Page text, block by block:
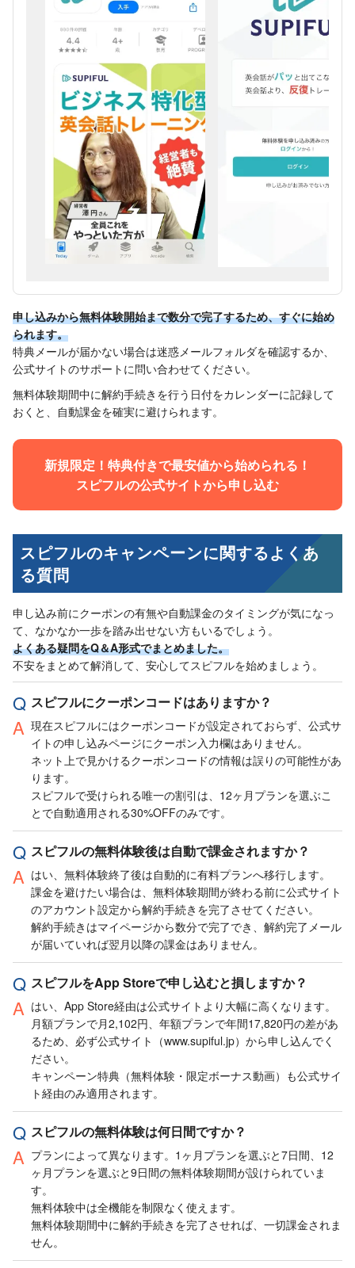
申し込みから無料体験開始まで数分で完了するため、すぐに始め
られます。
特典メールが届かない場合は迷惑メールフォルダを確認するか、
公式サイトのサポートに問い合わせてください。
無料体験期間中に解約手続きを行う日付をカレンダーに記録して
おくと、自動課金を確実に避けられます。
新規限定！特典付きで最安値から始められる！
スピフルの公式サイトから申し込む
スピフルのキャンペーンに関するよくあ
る質問
申し込み前にクーポンの有無や自動課金のタイミングが気になっ
て、なかなか一歩を踏み出せない方もいるでしょう。
よくある疑問をQ＆A形式でまとめました。
不安をまとめて解消して、安心してスピフルを始めましょう。
スピフルにクーポンコードはありますか？
現在スピフルにはクーポンコードが設定されておらず、公式サ
イトの申し込みページにクーポン入力欄はありません。
ネット上で見かけるクーポンコードの情報は誤りの可能性があ
ります。
スピフルで受けられる唯一の割引は、12ヶ月プランを選ぶこ
とで自動適用される30%OFFのみです。
スピフルの無料体験後は自動で課金されますか？
はい、無料体験終了後は自動的に有料プランへ移行します。
課金を避けたい場合は、無料体験期間が終わる前に公式サイト
のアカウント設定から解約手続きを完了させてください。
解約手続きはマイページから数分で完了でき、解約完了メール
が届いていれば翌月以降の課金はありません。
スピフルをApp Storeで申し込むと損しますか？
はい、App Store経由は公式サイトより大幅に高くなります。
月額プランで月2,102円、年額プランで年間17,820円の差があ
るため、必ず公式サイト（www.supiful.jp）から申し込んでく
ださい。
キャンペーン特典（無料体験・限定ボーナス動画）も公式サイ
ト経由のみ適用されます。
スピフルの無料体験は何日間ですか？
プランによって異なります。1ヶ月プランを選ぶと7日間、12
ヶ月プランを選ぶと9日間の無料体験期間が設けられていま
す。
無料体験中は全機能を制限なく使えます。
無料体験期間中に解約手続きを完了させれば、一切課金されま
せん。